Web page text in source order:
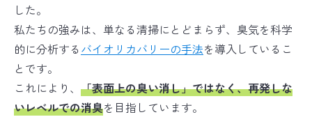
した。
私たちの強みは、単なる清掃にとどまらず、臭気を科学
的に分析するバイオリカバリーの手法を導入しているこ
とです。
これにより、 「表面上の臭い消し」ではなく、再発しな
いレベルでの消臭を目指しています。